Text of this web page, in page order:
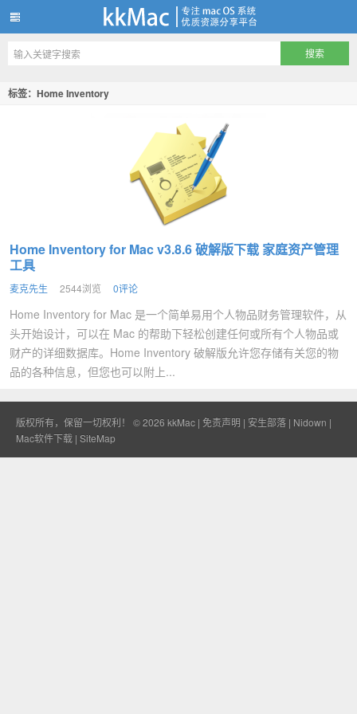
kkMac
标签：Home Inventory
Home Inventory for Mac v3.8.6 破解版下载 家庭资产管理
工具
麦克先生 2544浏览 0评论
Home Inventory for Mac 是一个简单易用个人物品财务管理软件，从
头开始设计，可以在 Mac 的帮助下轻松创建任何或所有个人物品或
财产的详细数据库。Home Inventory 破解版允许您存储有关您的物
品的各种信息，但您也可以附上...
版权所有，保留一切权利！ © 2026 kkMac | 免责声明 | 安生部落 | Nidown |
Mac软件下载 | SiteMap